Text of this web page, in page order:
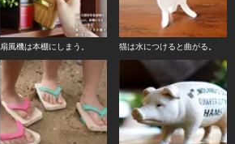
扇風機は本棚にしまう。 猫は水につけると曲がる。